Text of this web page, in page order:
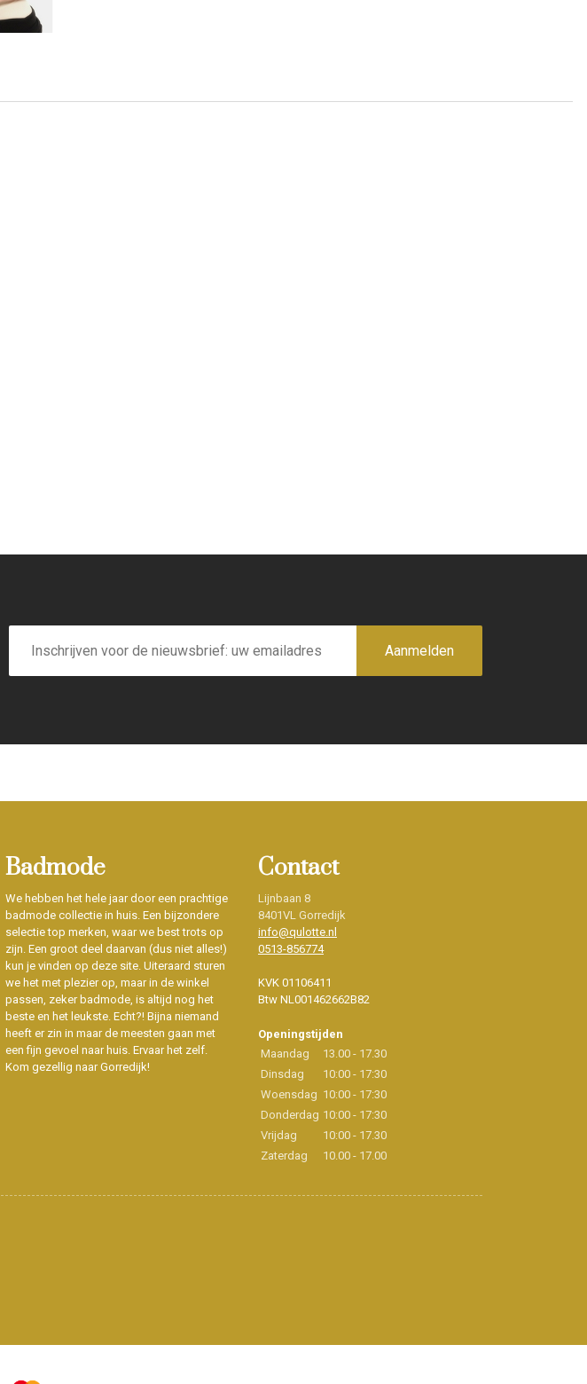
E-
mailadres
Aanmelden
Badmode
We hebben het hele jaar door een prachtige
badmode collectie in huis. Een bijzondere
selectie top merken, waar we best trots op
zijn. Een groot deel daarvan (dus niet alles!)
kun je vinden op deze site. Uiteraard sturen
we het met plezier op, maar in de winkel
passen, zeker badmode, is altijd nog het
beste en het leukste. Echt?! Bijna niemand
heeft er zin in maar de meesten gaan met
een fijn gevoel naar huis. Ervaar het zelf.
Kom gezellig naar Gorredijk!
Contact
Lijnbaan 8
8401VL Gorredijk
info@qulotte.nl
0513-856774
KVK 01106411
Btw NL001462662B82
Openingstijden
Maandag
13.00 - 17.30
Dinsdag
10:00 - 17:30
Woensdag 10:00 - 17:30
Donderdag 10:00 - 17:30
Vrijdag
10:00 - 17.30
Zaterdag
10.00 - 17.00